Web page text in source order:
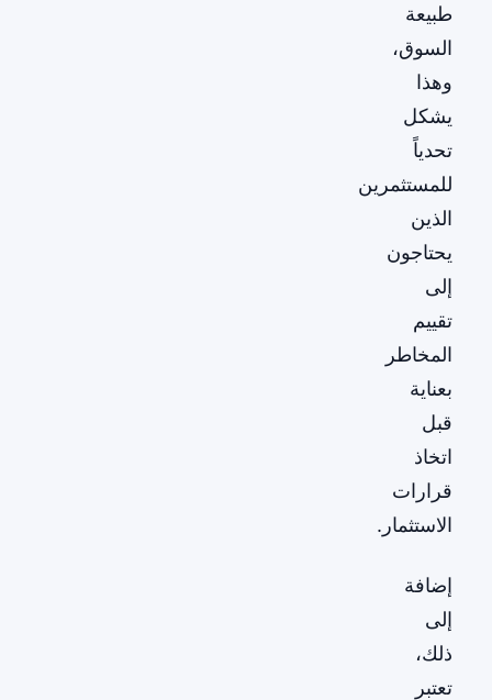
طبيعة
السوق،
وهذا
يشكل
تحدياً
للمستثمرين
الذين
يحتاجون
إلى
تقييم
المخاطر
بعناية
قبل
اتخاذ
قرارات
الاستثمار.
إضافة
إلى
ذلك،
تعتبر